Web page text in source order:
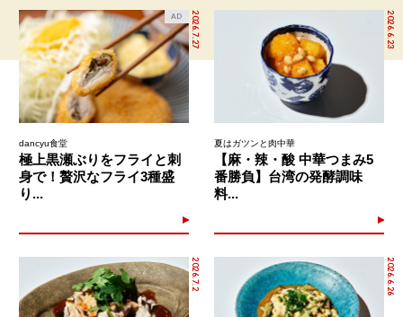
2026.7.27
AD
dancyu食堂
極上黒瀬ぶりをフライと刺
身で！贅沢なフライ3種盛
り...
2026.6.23
夏はガツンと肉中華
【麻・辣・酸 中華つまみ5
番勝負】台湾の発酵調味
料...
2026.7.2 2026.6.26